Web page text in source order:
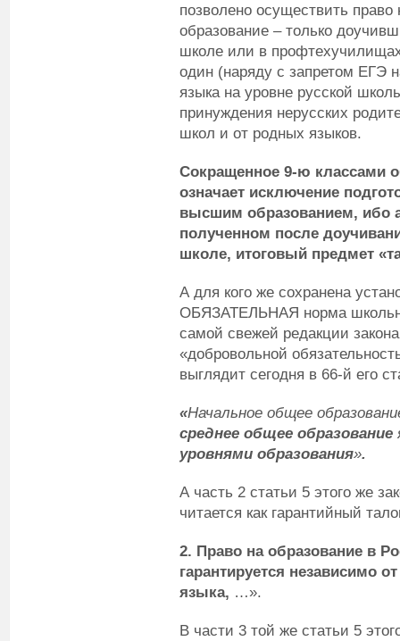
позволено осуществить
образование – только
школе или в
один (наряду с запретом ЕГЭ
языка на уровне русской
принуждения нерусских
школ и от родных языков.
Сокращенное 9-ю классами
означает исключение
высшим образованием, ибо
полученном после
школе, итоговый предмет
А для кого же сохранена
ОБЯЗАТЕЛЬНАЯ норма
самой свежей редакции
«добровольной
выглядит сегодня в 66-й его
«Начальное общее
среднее общее образование
уровнями образования».
А часть 2 статьи 5 этого же
читается как гарантийный
2. Право на образование в
гарантируется независимо
языка, …».
В части 3 той же статьи 5